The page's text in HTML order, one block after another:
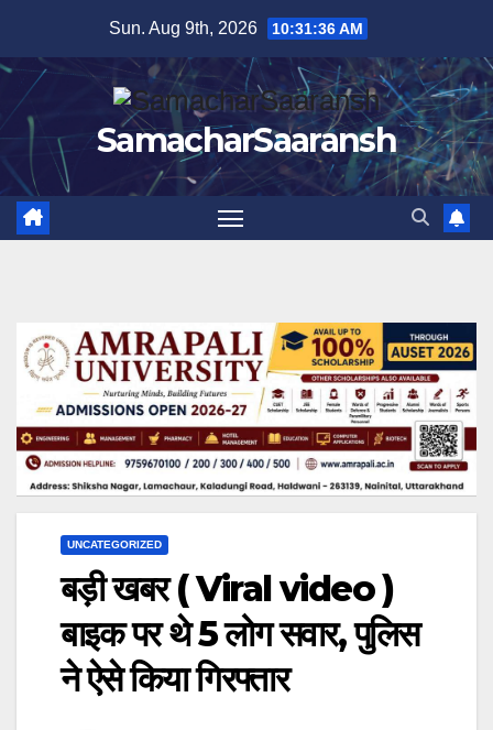
content
Sun. Aug 9th, 2026 10:31:37 AM
SamacharSaaransh
UNCATEGORIZED
बड़ी खबर ( Viral video )
बाइक पर थे 5 लोग सवार, पुलिस
ने ऐसे किया गिरफ्तार